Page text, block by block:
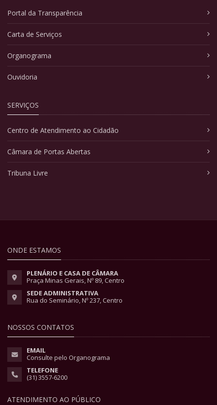
Portal da Transparência
Carta de Serviços
Organograma
Ouvidoria
SERVIÇOS
Centro de Atendimento ao Cidadão
Câmara de Portas Abertas
Tribuna Livre
ONDE ESTAMOS
PLENÁRIO E CASA DE CÂMARA
Praça Minas Gerais, Nº 89, Centro
SEDE ADMINISTRATIVA
Rua do Seminário, Nº 237, Centro
NOSSOS CONTATOS
EMAIL
Consulte pelo Organograma
TELEFONE
(31) 3557-6200
ATENDIMENTO AO PÚBLICO